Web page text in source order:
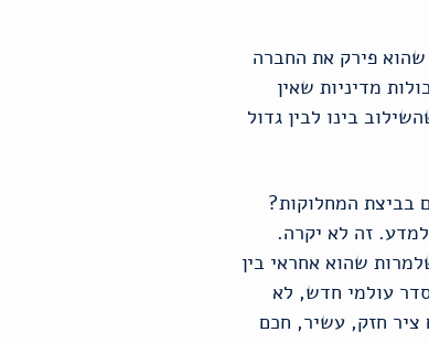
שהוא פירק את החברה
מדיניות שאין
בינו לבין גדול
בביצת המחלוקות?
זה לא יקרה.
שהוא אחראי בין
עולמי חדש, לא
ציר חזק, עשיר, חכם